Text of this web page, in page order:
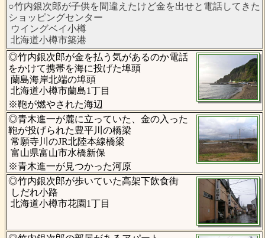
○竹内銀次郎が子供を間違えたけど金を出せと電話してきた
ショッピングセンター
ウイングベイ小樽
北海道小樽市築港
◎竹内銀次郎が金を払う気があるのか電話
をかけて携帯を海に投げた埠頭
蘭島海岸北端の埠頭
北海道小樽市蘭島1丁目
※鞄が燃やされた海辺
◎青木進一が麓に立っていた、金の入った
鞄が投げられた豊平川の橋梁
常願寺川のJR北陸本線橋梁
富山県富山市水橋新保
※青木進一が見つかった河原
◎竹内銀次郎が歩いていた高架下飲食街
しだれ小路
北海道小樽市花園1丁目